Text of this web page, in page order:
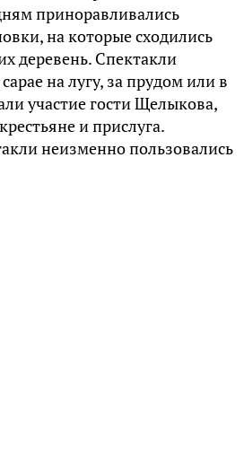
лето в домах и
драматурга, в близлежащих
Щелыково официально
Малого театра.
Анастасия Некрасова